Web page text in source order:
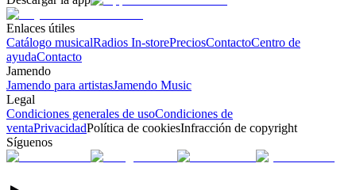
Enlaces útiles
Catálogo musicalRadios In-storePreciosContactoCentro de
ayudaContacto
Jamendo
Jamendo para artistasJamendo Music
Legal
Condiciones generales de usoCondiciones de
ventaPrivacidadPolítica de cookiesInfracción de copyright
Síguenos